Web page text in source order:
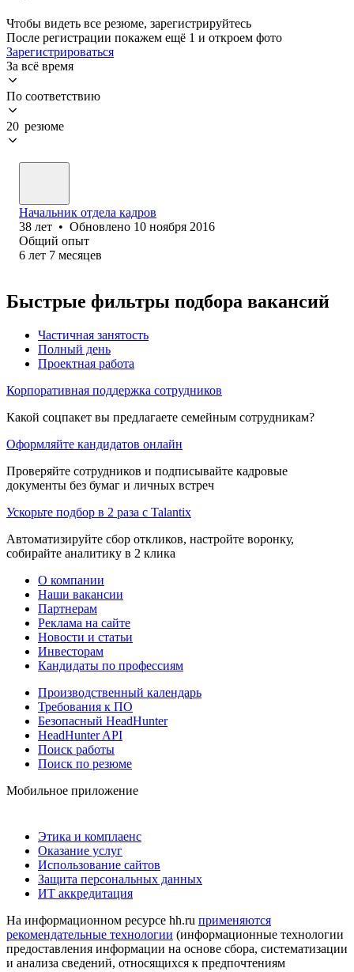
Чтобы видеть все резюме, зарегистрируйтесь
После регистрации покажем ещё 1 и откроем фото
Зарегистрироваться
За всё время
По соответствию
20 резюме
Начальник отдела кадров
38 лет • Обновлено 10 ноября 2016
Общий опыт
6 лет 7 месяцев
Быстрые фильтры подбора вакансий
Частичная занятость
Полный день
Проектная работа
Корпоративная поддержка сотрудников
Какой соцпакет вы предлагаете семейным сотрудникам?
Оформляйте кандидатов онлайн
Проверяйте сотрудников и подписывайте кадровые
документы без бумаг и личных встреч
Ускорьте подбор в 2 раза с Talantix
Автоматизируйте сбор откликов, настройте воронку,
собирайте аналитику в 2 клика
О компании
Наши вакансии
Партнерам
Реклама на сайте
Новости и статьи
Инвесторам
Кандидаты по профессиям
Производственный календарь
Требования к ПО
Безопасный HeadHunter
HeadHunter API
Поиск работы
Поиск по резюме
Мобильное приложение
Этика и комплаенс
Оказание услуг
Использование сайтов
Защита персональных данных
ИТ аккредитация
На информационном ресурсе hh.ru применяются
рекомендательные технологии (информационные технологии
предоставления информации на основе сбора, систематизации
и анализа сведений, относящихся к предпочтениям